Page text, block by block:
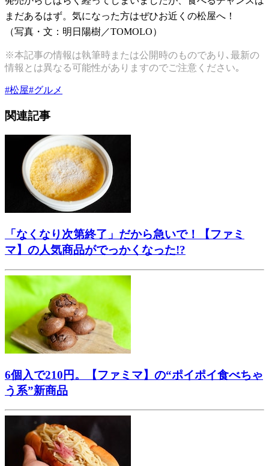
まだあるはず。気になった方はぜひお近くの松屋へ！
（写真・文：明日陽樹／TOMOLO）
※本記事の情報は執筆時または公開時のものであり､最新の
情報とは異なる可能性がありますのでご注意ください｡
#松屋#グルメ
関連記事
「なくなり次第終了」だから急いで！【ファミ
マ】の人気商品がでっかくなった!?
6個入で210円。【ファミマ】の“ポイポイ食べちゃ
う系”新商品